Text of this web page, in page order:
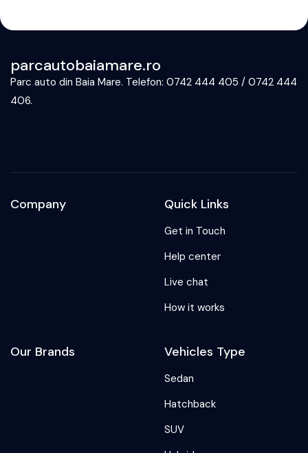
parcautobaiamare.ro
Parc auto din Baia Mare. Telefon: 0742 444 405 / 0742 444
406.
Company Quick Links
Get in Touch
Help center
Live chat
How it works
Our Brands Vehicles Type
Sedan
Hatchback
SUV